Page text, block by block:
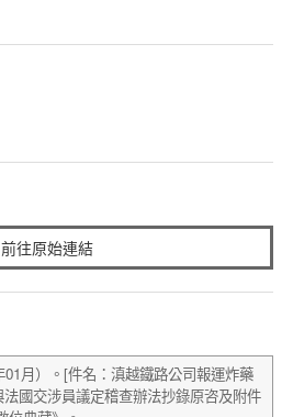
前往原始連結